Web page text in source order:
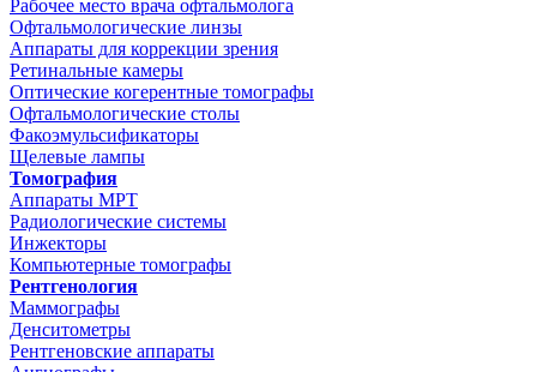
Рабочее место врача офтальмолога
Офтальмологические линзы
Аппараты для коррекции зрения
Ретинальные камеры
Оптические когерентные томографы
Офтальмологические столы
Факоэмульсификаторы
Щелевые лампы
Томография
Аппараты МРТ
Радиологические системы
Инжекторы
Компьютерные томографы
Рентгенология
Маммографы
Денситометры
Рентгеновские аппараты